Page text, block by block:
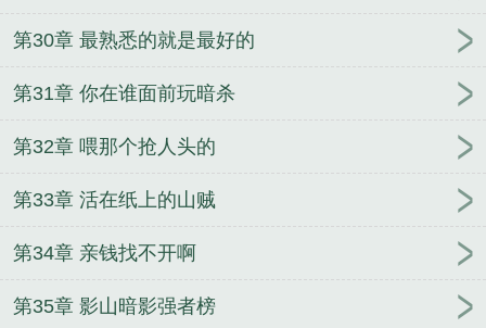
第30章 最熟悉的就是最好的
第31章 你在谁面前玩暗杀
第32章 喂那个抢人头的
第33章 活在纸上的山贼
第34章 亲钱找不开啊
第35章 影山暗影强者榜